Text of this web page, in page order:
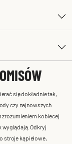
się dokładnie tak,
czy najnowszych
zrozumieniem kobiecej
wyglądają. Odkryj
stroje kąpielowe,